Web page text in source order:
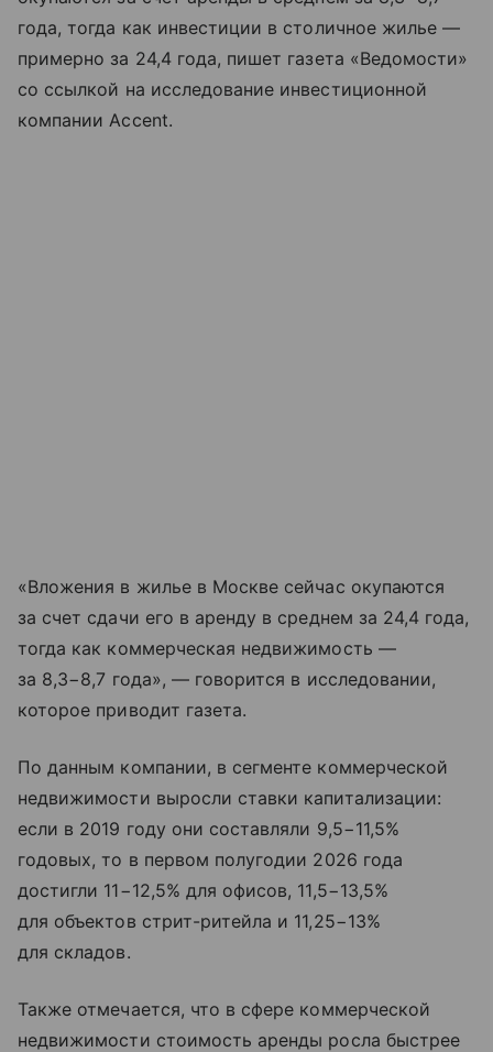
года, тогда как инвестиции в столичное жилье —
примерно за 24,4 года, пишет газета «Ведомости»
со ссылкой на исследование инвестиционной
компании Accent.
«Вложения в жилье в Москве сейчас окупаются
за счет сдачи его в аренду в среднем за 24,4 года,
тогда как коммерческая недвижимость —
за 8,3−8,7 года», — говорится в исследовании,
которое приводит газета.
По данным компании, в сегменте коммерческой
недвижимости выросли ставки капитализации:
если в 2019 году они составляли 9,5−11,5%
годовых, то в первом полугодии 2026 года
достигли 11−12,5% для офисов, 11,5−13,5%
для объектов стрит-ритейла и 11,25−13%
для складов.
Также отмечается, что в сфере коммерческой
недвижимости стоимость аренды росла быстрее